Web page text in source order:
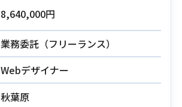
作
・3Dディレクターと連携し、モーシ
ョン業務全般の品質管理・ワークフ
ロー設計の対応
・パートナー会社（外部制作会社）
へのディレクション・クオリティ管
8,640,000円
業務委託（フリーランス）
Webデザイナー
秋葉原